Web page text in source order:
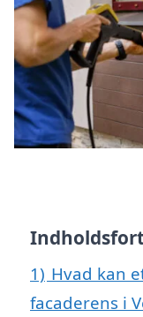
1) Hvad kan
facaderens i